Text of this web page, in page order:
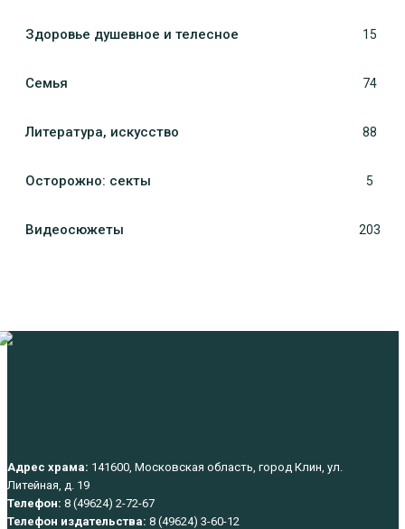
Здоровье душевное и телесное 15
Семья 74
Литература, искуcство 88
Осторожно: секты 5
Видеосюжеты 203
Адрес храма: 141600, Московская область, город Клин, ул.
Литейная, д. 19
Телефон: 8 (49624) 2-72-67
Телефон издательства: 8 (49624) 3-60-12